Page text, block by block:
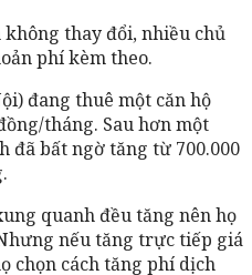
thay đổi, nhiều chủ
phí kèm theo.
đang thuê một căn hộ
tháng. Sau hơn một
đã bất ngờ tăng từ 700.000
quanh đều tăng nên họ
nếu tăng trực tiếp giá
chọn cách tăng phí dịch